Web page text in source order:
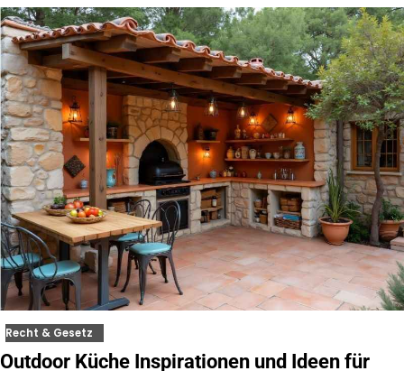
Recht & Gesetz
Outdoor Küche Inspirationen und Ideen für